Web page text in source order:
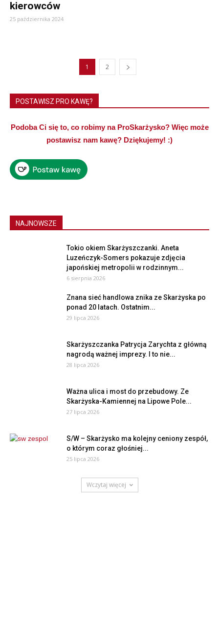
kierowców
25 października 2024
1 2
POSTAWISZ PRO KAWĘ?
Podoba Ci się to, co robimy na ProSkarżysko? Więc może
postawisz nam kawę? Dziękujemy! :)
NAJNOWSZE
Tokio okiem Skarżyszczanki. Aneta
Luzeńczyk-Somers pokazuje zdjęcia
japońskiej metropolii w rodzinnym...
6 sierpnia 2026
Znana sieć handlowa znika ze Skarżyska po
ponad 20 latach. Ostatnim...
29 lipca 2026
Skarżyszczanka Patrycja Zarychta z główną
nagrodą ważnej imprezy. I to nie...
28 lipca 2026
Ważna ulica i most do przebudowy. Ze
Skarżyska-Kamiennej na Lipowe Pole...
27 lipca 2026
S/W – Skarżysko ma kolejny ceniony zespół,
o którym coraz głośniej...
25 lipca 2026
Wczytaj więcej